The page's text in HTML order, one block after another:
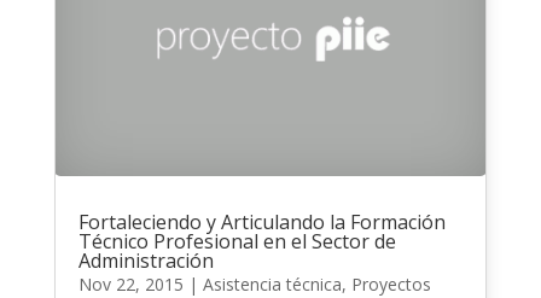
Fortaleciendo y Articulando la Formación
Técnico Profesional en el Sector de
Administración
Nov 22, 2015 | Asistencia técnica, Proyectos